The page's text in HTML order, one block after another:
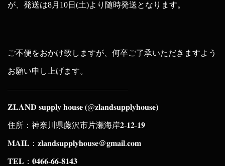
が、発送は8月10日(土)より随時発送となります。
ご不便をおかけ致しますが、何卒ご了承いただきますよう
お願い申し上げます。
———————————————
𝐙𝐋𝐀𝐍𝐃 𝐬𝐮𝐩𝐩𝐥𝐲 𝐡𝐨𝐮𝐬𝐞 (@𝐳𝐥𝐚𝐧𝐝𝐬𝐮𝐩𝐩𝐥𝐲𝐡𝐨𝐮𝐬𝐞)
住所：神奈川県藤沢市片瀬海岸𝟐-𝟏𝟐-𝟏𝟗
𝐌𝐀𝐈𝐋：𝐳𝐥𝐚𝐧𝐝𝐬𝐮𝐩𝐩𝐥𝐲𝐡𝐨𝐮𝐬𝐞＠𝐠𝐦𝐚𝐢𝐥.𝐜𝐨𝐦
𝐓𝐄𝐋：𝟎𝟒𝟔𝟔-𝟔𝟔-𝟖𝟏𝟒𝟑